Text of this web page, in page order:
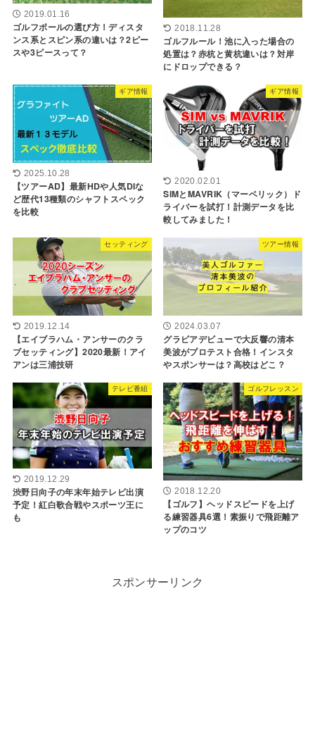
2019.01.16
ゴルフボールの選び方！ディスタ
ンス系とスピン系の違いは？2ピー
スや3ピースって？
2018.11.28
ゴルフルール！池に入った場合の
処置は？赤杭と黄杭違いは？対岸
にドロップできる？
ギア情報
2025.10.28
【ツアーAD】最新HDや人気DIな
ど歴代13種類のシャフトスペック
を比較
ギア情報
2020.02.01
SIMとMAVRIK（マーベリック）ド
ライバーを試打！計測データを比
較してみました！
セッティング
2019.12.14
【エイブラハム・アンサーのクラ
ブセッティング】2020最新！アイ
アンは三浦技研
ツアー情報
2024.03.07
グラビアデビューで大反響の清本
美波がプロテスト合格！インスタ
やスポンサーは？高校はどこ？
テレビ番組
2019.12.29
渋野日向子の年末年始テレビ出演
予定！紅白歌合戦やスポーツ王に
も
ゴルフレッスン
2018.12.20
【ゴルフ】ヘッドスピードを上げ
る練習器具6選！素振りで飛距離ア
ップのコツ
スポンサーリンク